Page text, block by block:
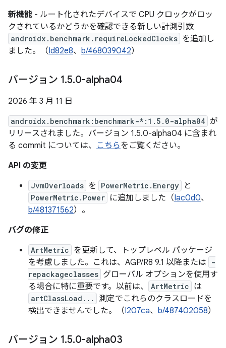
新機能 - ルート化されたデバイスで CPU クロックがロッ
クされているかどうかを確認できる新しい計測引数
androidx.benchmark.requireLockedClocks を追加し
ました。（Id82e8、 b/468039042）
バージョン 1.5.0-alpha04
2026 年 3 月 11 日
androidx.benchmark:benchmark-*:1.5.0-alpha04 が
リリースされました。バージョン 1.5.0-alpha04 に含まれ
る commit については、 こちらをご覧ください。
API の変更
JvmOverloads を PowerMetric.Energy と
PowerMetric.Power に追加しました（Iac0d0、
b/481371562）。
バグの修正
ArtMetric を更新して、トップレベル パッケージ
を考慮しました。これは、AGP/R8 9.1 以降または
-
repackageclasses グローバル オプションを使用す
る場合に特に重要です。以前は、
ArtMetric は
artClassLoad...
測定でこれらのクラスロードを
検出できませんでした。（I207ca、 b/487402058）
バージョン 1.5.0-alpha03